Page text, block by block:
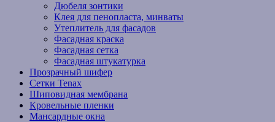
Дюбеля зонтики
Клея для пенопласта, минваты
Утеплитель для фасадов
Фасадная краска
Фасадная сетка
Фасадная штукатурка
Прозрачный шифер
Сетки Tenax
Шиповидная мембрана
Кровельные пленки
Мансардные окна